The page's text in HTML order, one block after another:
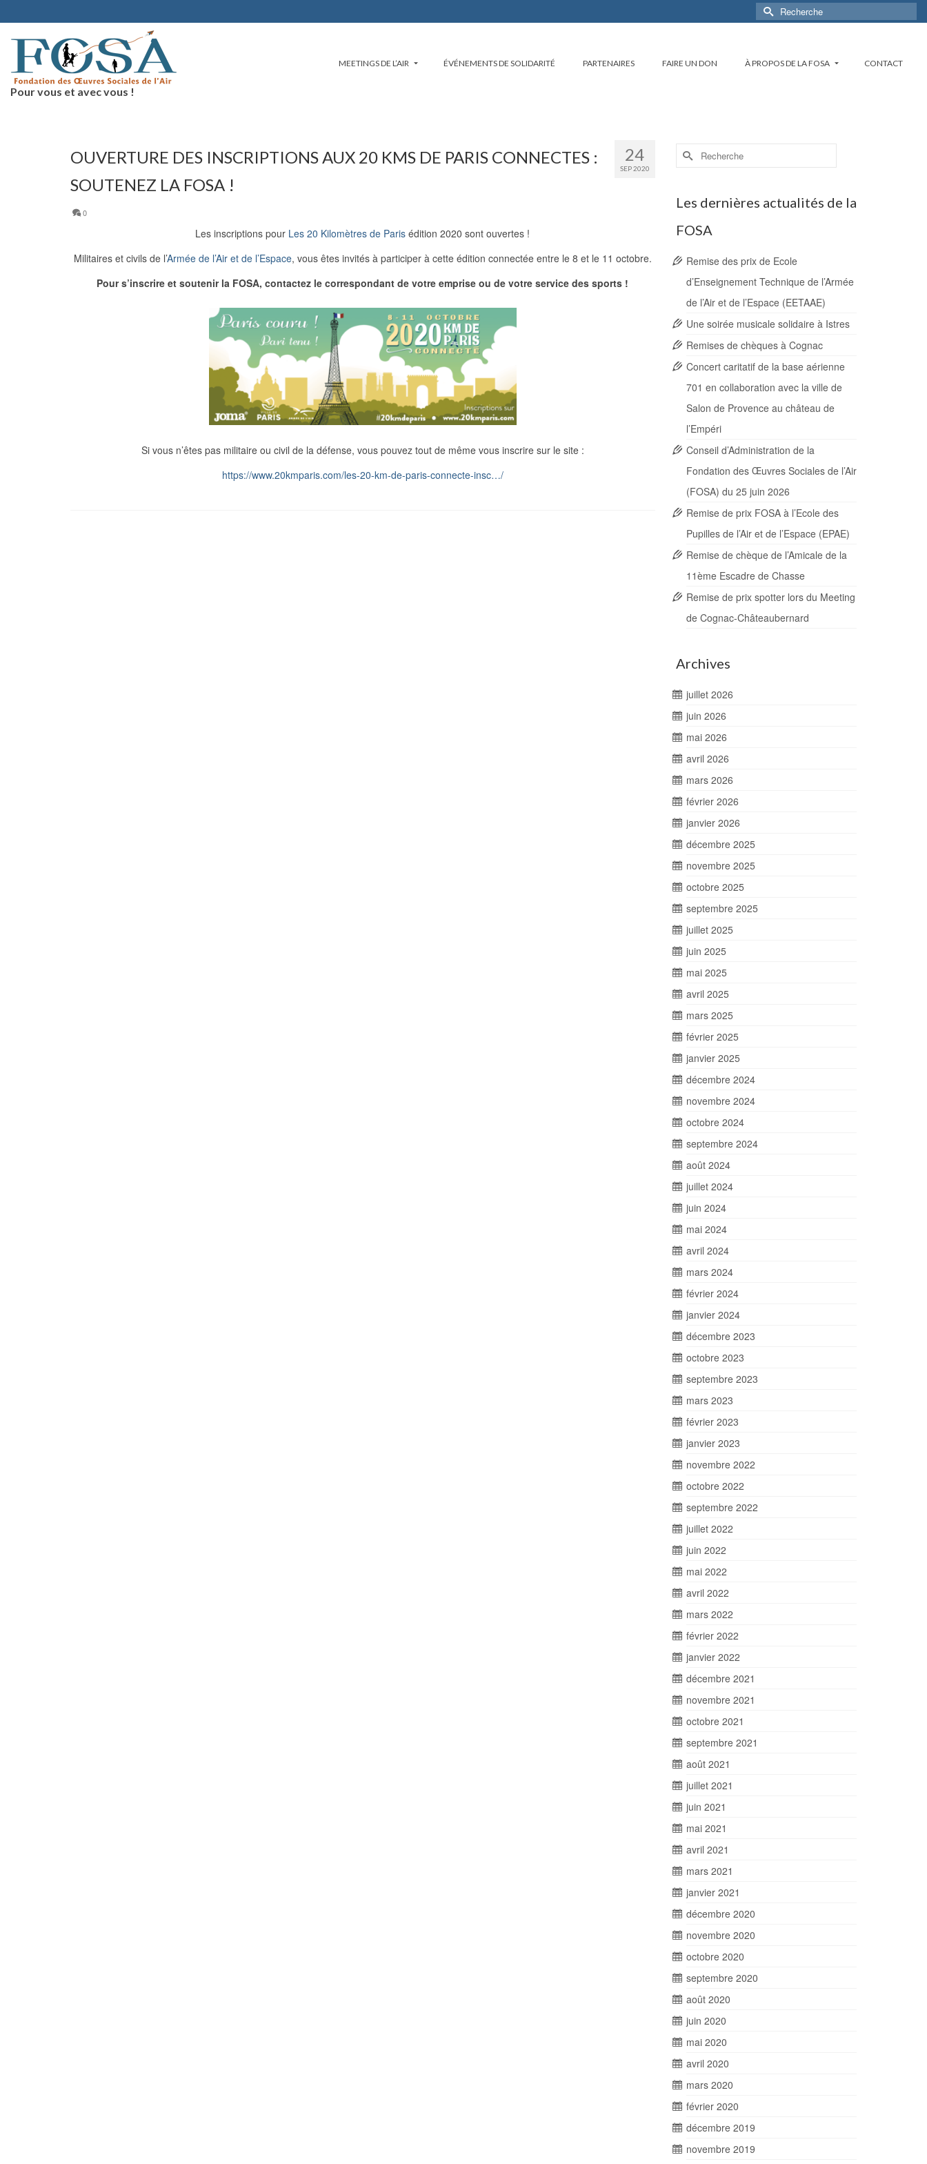
Rechercher :
Pour vous et avec vous !
MEETINGS DE L’AIR ÉVÉNEMENTS DE SOLIDARITÉ PARTENAIRES FAIRE UN DON À PROPOS DE LA FOSA CONTACT
24
SEP 2020
OUVERTURE DES INSCRIPTIONS AUX 20 KMS DE PARIS CONNECTES :
SOUTENEZ LA FOSA !
0
Les inscriptions pour Les 20 Kilomètres de Paris édition 2020 sont ouvertes !
Militaires et civils de l’Armée de l’Air et de l’Espace, vous êtes invités à participer à cette édition connectée entre le 8 et le 11 octobre.
Pour s’inscrire et soutenir la FOSA, contactez le correspondant de votre emprise ou de votre service des sports !
Si vous n’êtes pas militaire ou civil de la défense, vous pouvez tout de même vous inscrire sur le site :
https://www.20kmparis.com/les-20-km-de-paris-connecte-insc…/
Rechercher :
Les dernières actualités de la
FOSA
Remise des prix de Ecole
d’Enseignement Technique de l’Armée
de l’Air et de l’Espace (EETAAE)
Une soirée musicale solidaire à Istres
Remises de chèques à Cognac
Concert caritatif de la base aérienne
701 en collaboration avec la ville de
Salon de Provence au château de
l’Empéri
Conseil d’Administration de la
Fondation des Œuvres Sociales de l’Air
(FOSA) du 25 juin 2026
Remise de prix FOSA à l’Ecole des
Pupilles de l’Air et de l’Espace (EPAE)
Remise de chèque de l’Amicale de la
11ème Escadre de Chasse
Remise de prix spotter lors du Meeting
de Cognac-Châteaubernard
Archives
juillet 2026
juin 2026
mai 2026
avril 2026
mars 2026
février 2026
janvier 2026
décembre 2025
novembre 2025
octobre 2025
septembre 2025
juillet 2025
juin 2025
mai 2025
avril 2025
mars 2025
février 2025
janvier 2025
décembre 2024
novembre 2024
octobre 2024
septembre 2024
août 2024
juillet 2024
juin 2024
mai 2024
avril 2024
mars 2024
février 2024
janvier 2024
décembre 2023
octobre 2023
septembre 2023
mars 2023
février 2023
janvier 2023
novembre 2022
octobre 2022
septembre 2022
juillet 2022
juin 2022
mai 2022
avril 2022
mars 2022
février 2022
janvier 2022
décembre 2021
novembre 2021
octobre 2021
septembre 2021
août 2021
juillet 2021
juin 2021
mai 2021
avril 2021
mars 2021
janvier 2021
décembre 2020
novembre 2020
octobre 2020
septembre 2020
août 2020
juin 2020
mai 2020
avril 2020
mars 2020
février 2020
décembre 2019
novembre 2019